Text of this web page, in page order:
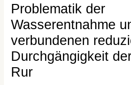
Problematik der
Wasserentnahme
verbundenen
Durchgängigkeit
Rur